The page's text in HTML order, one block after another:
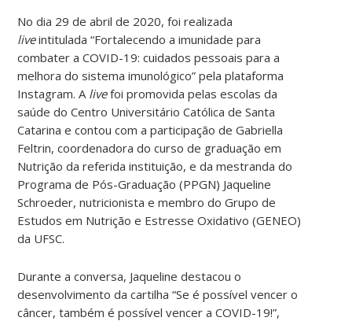
No dia 29 de abril de 2020, foi realizada
liveintitulada “Fortalecendo a imunidade para
combater a COVID-19: cuidados pessoais para a
melhora do sistema imunológico” pela plataforma
Instagram. A livefoi promovida pelas escolas da
saúde do Centro Universitário Católica de Santa
Catarina e contou com a participação de Gabriella
Feltrin, coordenadora do curso de graduação em
Nutrição da referida instituição, e da mestranda do
Programa de Pós-Graduação (PPGN) Jaqueline
Schroeder, nutricionista e membro do Grupo de
Estudos em Nutrição e Estresse Oxidativo (GENEO)
da UFSC.
Durante a conversa, Jaqueline destacou o
desenvolvimento da cartilha “Se é possível vencer o
câncer, também é possível vencer a COVID-19!”,